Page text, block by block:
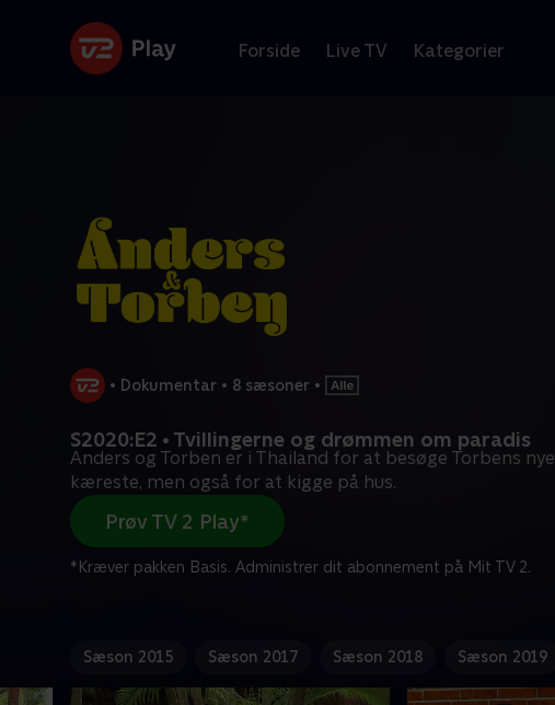
Forside Live TV Kategorier
• Dokumentar • 8 sæsoner •
S2020:E2 • Tvillingerne og drømmen om paradis
Anders og Torben er i Thailand for at besøge Torbens nye
kæreste, men også for at kigge på hus.
Prøv TV 2 Play*
*Kræver pakken Basis. Administrer dit abonnement på Mit TV 2.
Sæson 2015 Sæson 2017 Sæson 2018 Sæson 2019